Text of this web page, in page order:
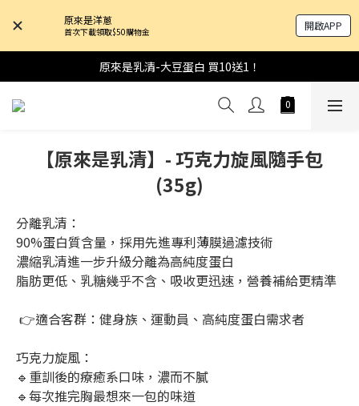
原來是洋蔥
首次下載領取$50購物金 開啟APP
原來是乳清-大豆蛋白 買10送1！
【原來是乳清】- 巧克力旋風隨手包
(35g)
分離乳清：
90%蛋白質含量，採用先進專利薄膜過濾技術
濃縮乳清進一步升級分離為高純度蛋白
脂肪更低、乳糖幾乎不含、吸收更迅速，營養補給更精準
👉適合客群：健身族、運動員、高純度蛋白需求者
巧克力旋風：
🔹重訓後的療癒系口味，濃而不膩
🔹每次推完胸最想來一包的味道